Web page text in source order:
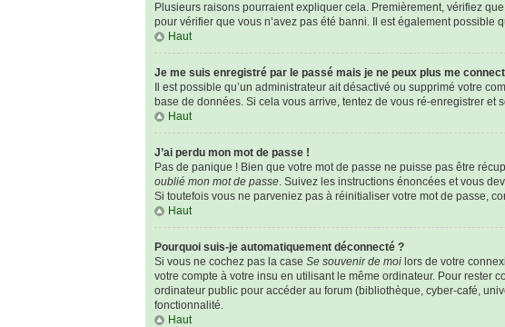
Plusieurs raisons pourraient expliquer cela. Premièrement, vérifiez
pour vérifier que vous n’avez pas été banni. Il est également possible
Haut
Je me suis enregistré par le passé mais je ne peux plus me
Il est possible qu’un administrateur ait désactivé ou supprimé votre
base de données. Si cela vous arrive, tentez de vous ré-enregistrer et
Haut
J’ai perdu mon mot de passe !
Pas de panique ! Bien que votre mot de passe ne puisse pas être
oublié mon mot de passe. Suivez les instructions énoncées et vous
Si toutefois vous ne parveniez pas à réinitialiser votre mot de passe,
Haut
Pourquoi suis-je automatiquement déconnecté ?
Si vous ne cochez pas la case Se souvenir de moi lors de votre
votre compte à votre insu en utilisant le même ordinateur. Pour rester
ordinateur public pour accéder au forum (bibliothèque, cyber-café,
fonctionnalité.
Haut